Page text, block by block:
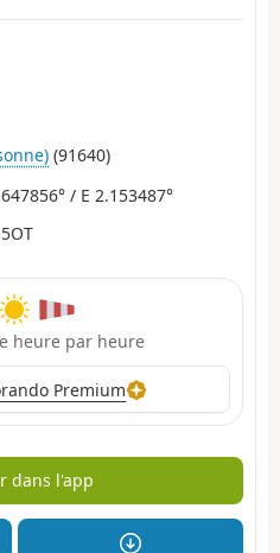
(91640)
/ E 2.153487°
heure par heure
Premium
dans l'app